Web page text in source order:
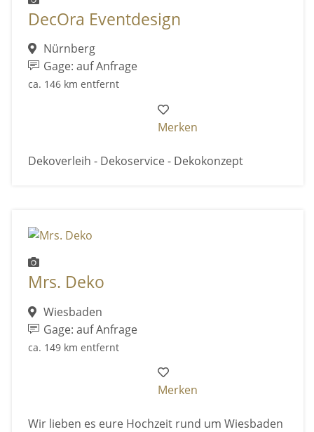
DecOra Eventdesign
Nürnberg
Gage: auf Anfrage
ca. 146 km entfernt
Merken
Dekoverleih - Dekoservice - Dekokonzept
Mrs. Deko
Wiesbaden
Gage: auf Anfrage
ca. 149 km entfernt
Merken
Wir lieben es eure Hochzeit rund um Wiesbaden